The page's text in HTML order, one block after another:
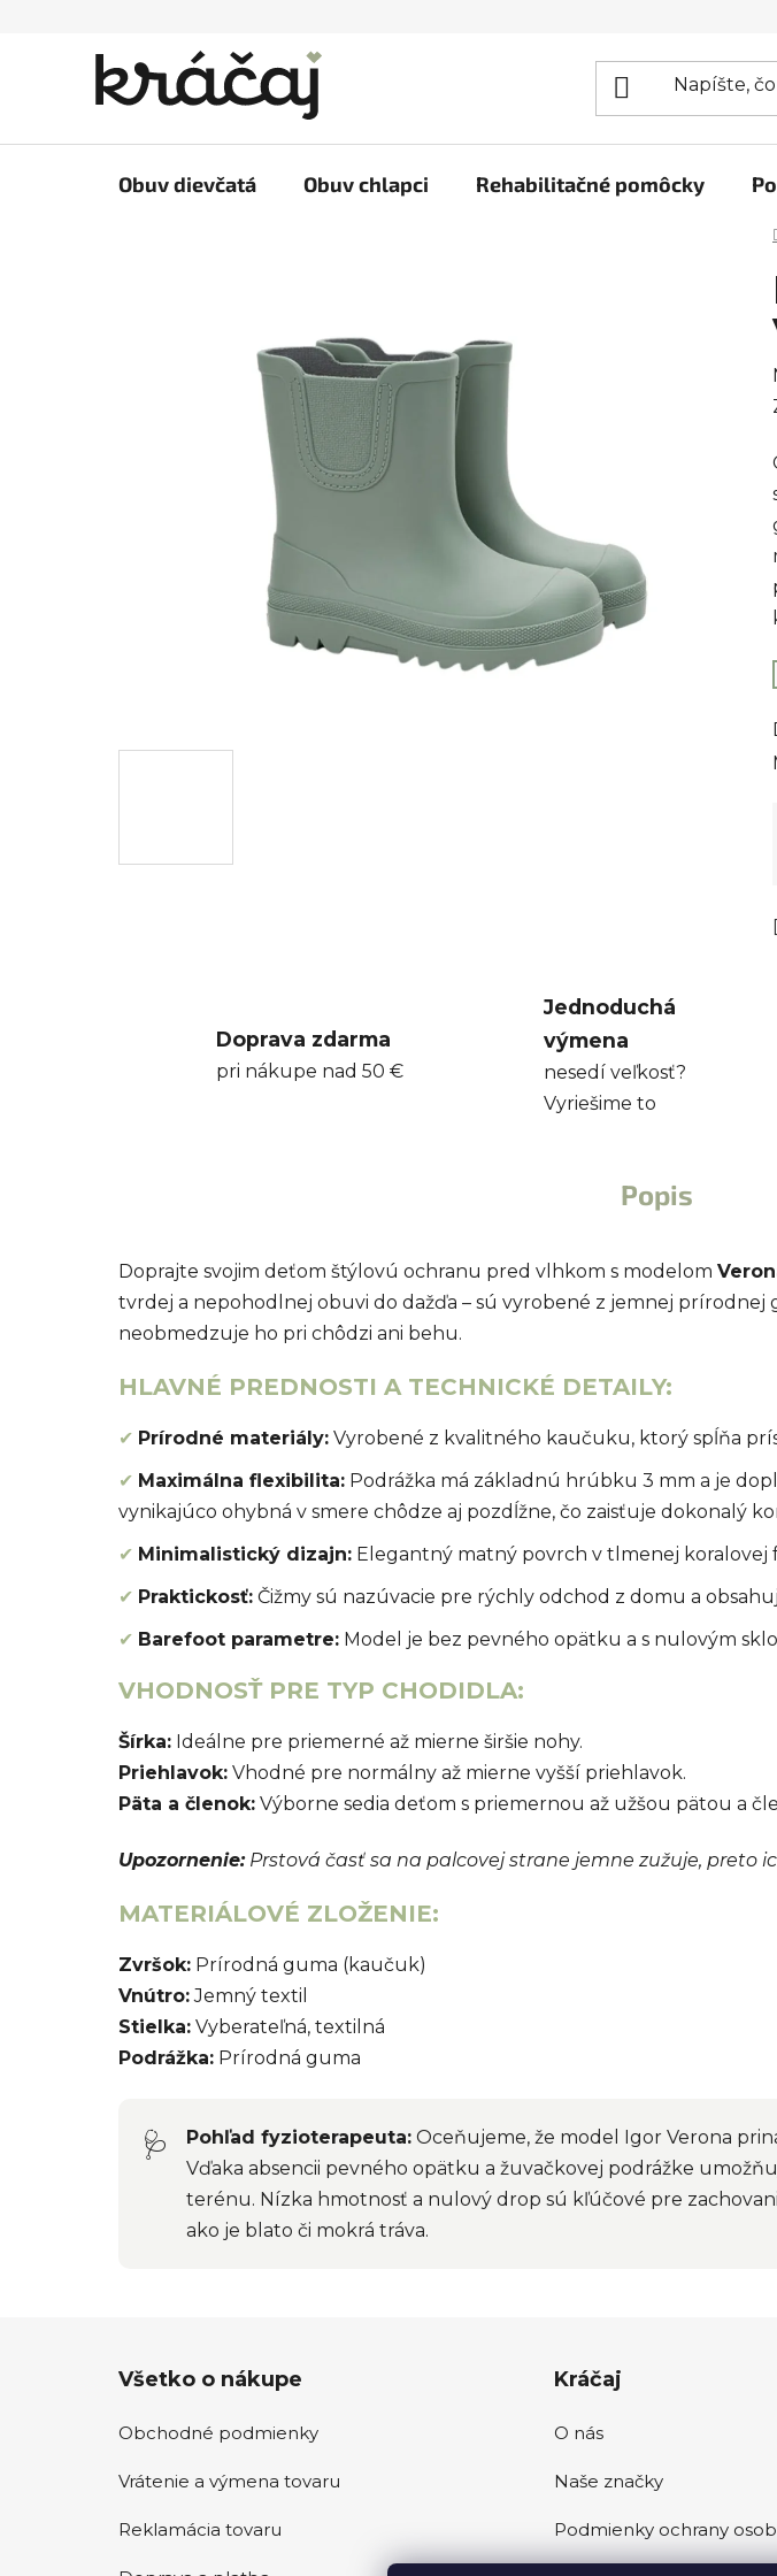
Obuv dievčatá Obuv chlapci Rehabilitačné pomôcky
Doprava zdarma
pri nákupe nad 50 €
Jednoduchá
výmena
nesedí veľkosť?
Vyriešime to
Popis
Doprajte svojim deťom štýlovú ochranu pred vlhkom s modelom
tvrdej a nepohodlnej obuvi do dažďa – sú vyrobené z jemnej
neobmedzuje ho pri chôdzi ani behu.
HLAVNÉ PREDNOSTI A TECHNICKÉ DETAILY:
✔ Prírodné materiály: Vyrobené z kvalitného kaučuku, ktorý spĺňa
✔ Maximálna flexibilita: Podrážka má základnú hrúbku 3 mm a je
vynikajúco ohybná v smere chôdze aj pozdĺžne, čo zaisťuje dokonalý
✔ Minimalistický dizajn: Elegantný matný povrch v tlmenej
✔ Praktickosť: Čižmy sú nazúvacie pre rýchly odchod z domu a
✔ Barefoot parametre: Model je bez pevného opätku a s nulovým
VHODNOSŤ PRE TYP CHODIDLA:
Šírka: Ideálne pre priemerné až mierne širšie nohy.
Priehlavok: Vhodné pre normálny až mierne vyšší priehlavok.
Päta a členok: Výborne sedia deťom s priemernou až užšou pätou a
Upozornenie:Prstová časť sa na palcovej strane jemne zužuje, preto
MATERIÁLOVÉ ZLOŽENIE:
Zvršok: Prírodná guma (kaučuk)
Vnútro:Jemný textil
Stielka: Vyberateľná, textilná
Podrážka: Prírodná guma
🩺 Pohľad fyzioterapeuta: Oceňujeme, že model Igor Verona
Vďaka absencii pevného opätku a žuvačkovej podrážke
terénu. Nízka hmotnosť a nulový drop sú kľúčové pre
ako je blato či mokrá tráva.
Všetko o nákupe
Obchodné podmienky
Vrátenie a výmena tovaru
Reklamácia tovaru
Kráčaj
O nás
Naše značky
Podmienky ochrany